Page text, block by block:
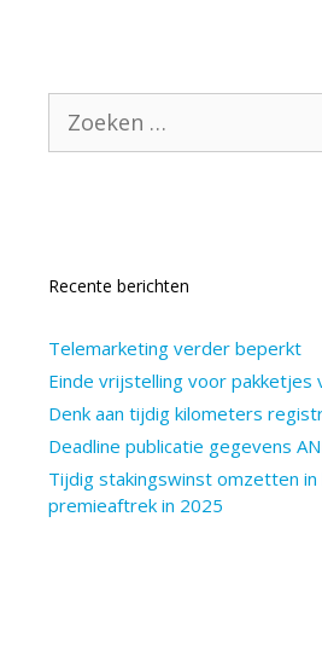
naar:
Recente berichten
Telemarketing verder beperkt
Einde vrijstelling voor pakketjes
Denk aan tijdig kilometers
Deadline publicatie gegevens
Tijdig stakingswinst omzetten
premieaftrek in 2025